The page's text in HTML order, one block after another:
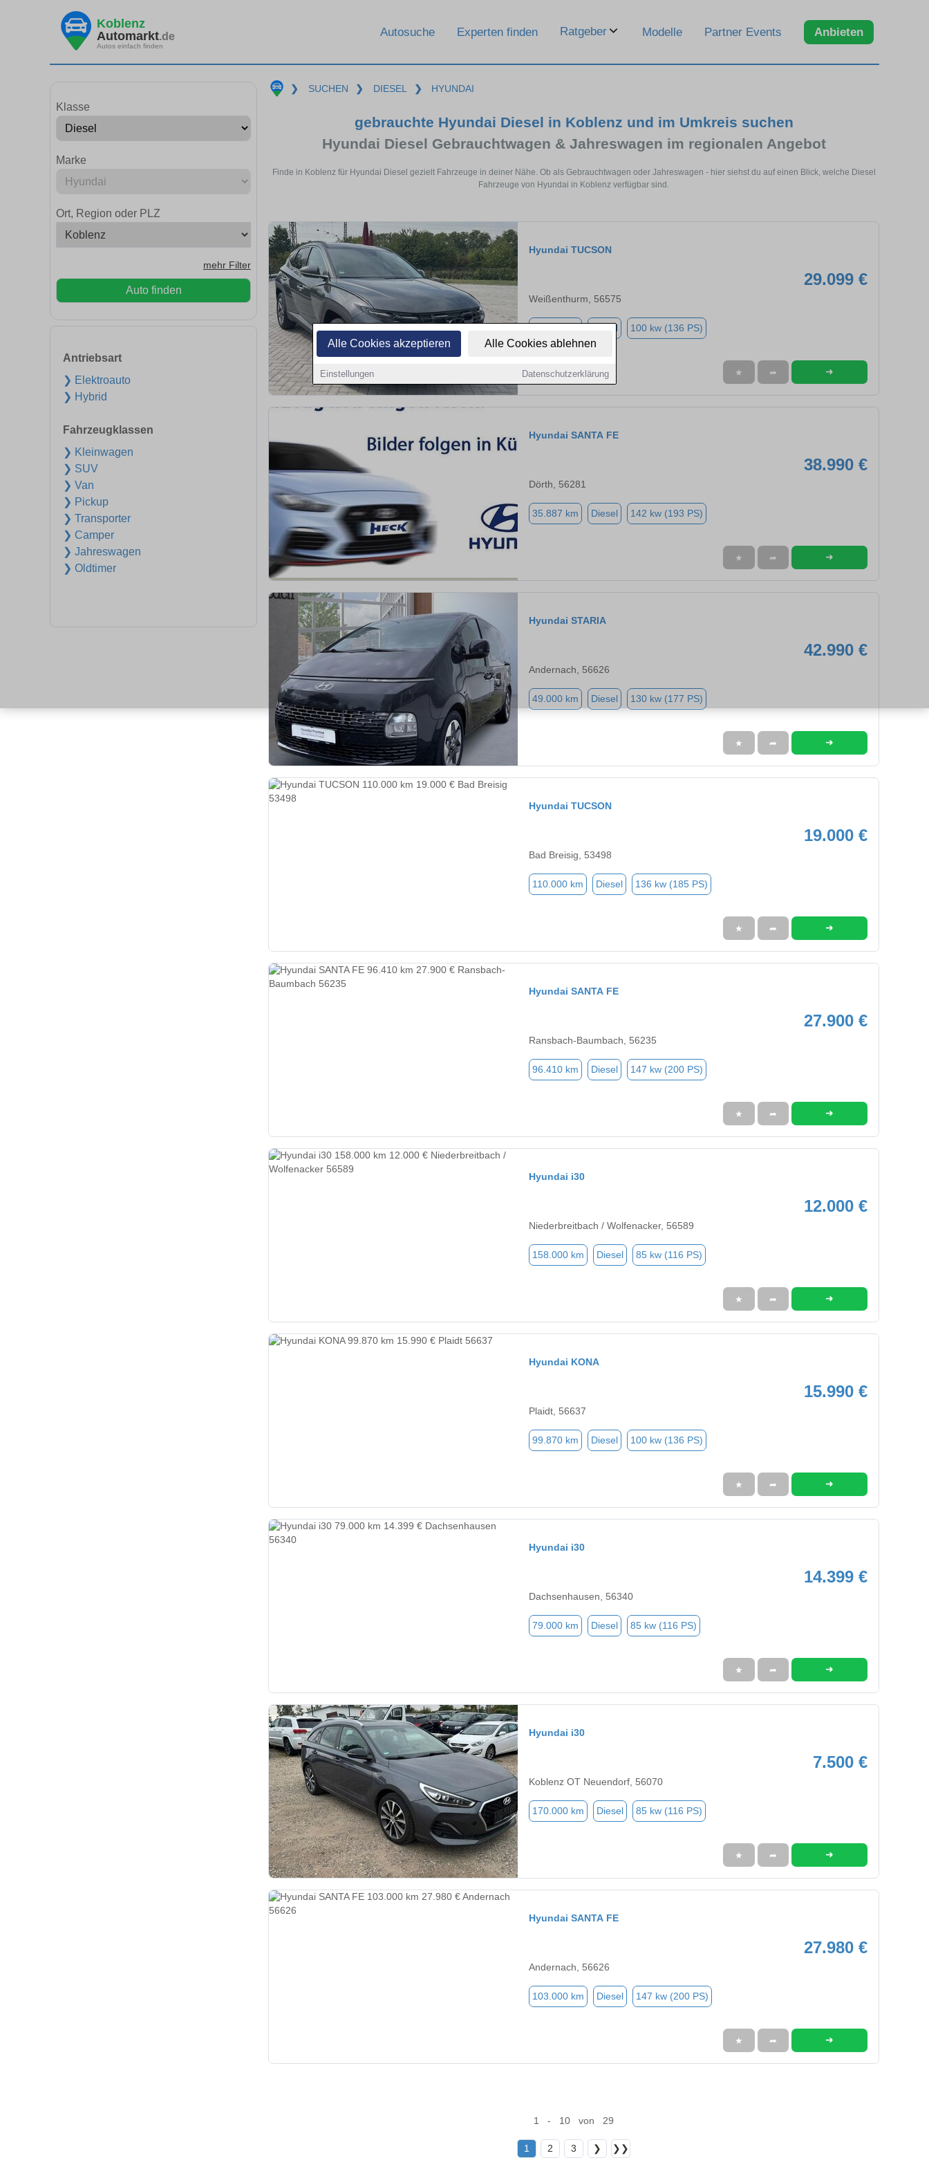
Alle Cookies akzeptieren Alle Cookies ablehnen
Einstellungen Datenschutzerklärung
Koblenz
Automarkt.de
Autos einfach finden
Autosuche Experten finden Ratgeber Modelle Partner Events Anbieten
Klasse
Marke
Ort, Region oder PLZ
mehr Filter
Auto finden
Antriebsart
❯ Elektroauto
❯ Hybrid
Fahrzeugklassen
❯ Kleinwagen
❯ SUV
❯ Van
❯ Pickup
❯ Transporter
❯ Camper
❯ Jahreswagen
❯ Oldtimer
❯ SUCHEN ❯ DIESEL ❯ HYUNDAI
gebrauchte Hyundai Diesel in Koblenz und im Umkreis suchen
Hyundai Diesel Gebrauchtwagen & Jahreswagen im regionalen Angebot
Finde in Koblenz für Hyundai Diesel gezielt Fahrzeuge in deiner Nähe. Ob als Gebrauchtwagen oder Jahreswagen - hier siehst du auf einen Blick, welche Diesel
Fahrzeuge von Hyundai in Koblenz verfügbar sind.
Hyundai TUCSON
29.099 €
Weißenthurm, 56575
Diesel 100 kw (136 PS)
★ ➦ ➜
Hyundai SANTA FE
38.990 €
Dörth, 56281
35.887 km Diesel 142 kw (193 PS)
★ ➦ ➜
Hyundai STARIA
42.990 €
Andernach, 56626
49.000 km Diesel 130 kw (177 PS)
★ ➦ ➜
Hyundai TUCSON
19.000 €
Bad Breisig, 53498
110.000 km Diesel 136 kw (185 PS)
★ ➦ ➜
Hyundai SANTA FE
27.900 €
Ransbach-Baumbach, 56235
96.410 km Diesel 147 kw (200 PS)
★ ➦ ➜
Hyundai i30
12.000 €
Niederbreitbach / Wolfenacker, 56589
158.000 km Diesel 85 kw (116 PS)
★ ➦ ➜
Hyundai KONA
15.990 €
Plaidt, 56637
99.870 km Diesel 100 kw (136 PS)
★ ➦ ➜
Hyundai i30
14.399 €
Dachsenhausen, 56340
79.000 km Diesel 85 kw (116 PS)
★ ➦ ➜
Hyundai i30
7.500 €
Koblenz OT Neuendorf, 56070
170.000 km Diesel 85 kw (116 PS)
★ ➦ ➜
Hyundai SANTA FE
27.980 €
Andernach, 56626
103.000 km Diesel 147 kw (200 PS)
★ ➦ ➜
1 - 10 von 29
1 2 3 ❯ ❯❯